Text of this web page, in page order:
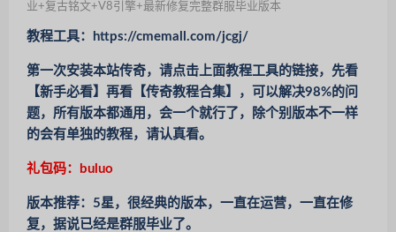
业+复古铭文+V8引擎+最新修复完整群服毕业版本
教程工具：https://cmemall.com/jcgj/
第一次安装本站传奇，请点击上面教程工具的链接，先看
【新手必看】再看【传奇教程合集】，可以解决98%的问
题，所有版本都通用，会一个就行了，除个别版本不一样
的会有单独的教程，请认真看。
礼包码：buluo
版本推荐：5星，很经典的版本，一直在运营，一直在修
复，据说已经是群服毕业了。